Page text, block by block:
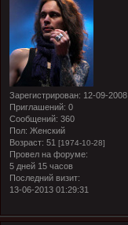
Зарегистрирован: 12-09-2008
Приглашений: 0
Сообщений: 360
Пол: Женский
Возраст: 51 [1974-10-28]
Провел на форуме:
5 дней 15 часов
Последний визит:
13-06-2013 01:29:31